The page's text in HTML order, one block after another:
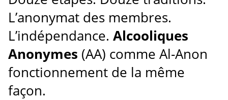
L’anonymat des membres.
L’indépendance. Alcooliques
Anonymes (AA) comme Al-Anon
fonctionnement de la même
façon.